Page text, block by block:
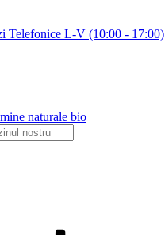
Telefonice L-V (10:00 - 17:00)